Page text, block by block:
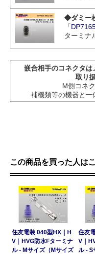
◆ダミー
「
ターミナ
嵌合相手のコネクタは
取り
M側コネ
補機類等の機器と一
この商品を買った人は
住友電装 040型HX｜H
V｜HVG防水Fターミナ
ル - Mサイズ（Mサイズ
住友
V｜
ル - S